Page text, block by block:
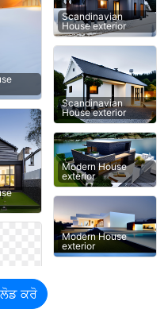
Scandinavian
House exterior
Scandinavian
House exterior
Modern House
exterior
Modern House
exterior
ਲੋਡ ਕਰੋ